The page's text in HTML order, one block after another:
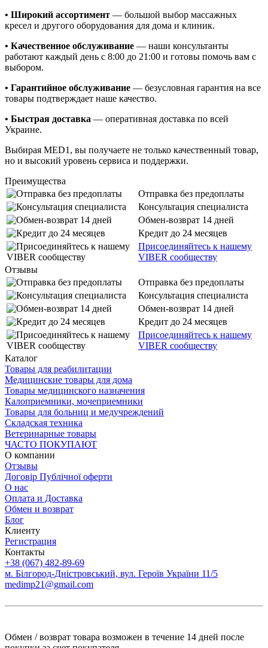
• Широкий ассортимент — большой выбор массажных
кресел и другого оборудования для дома и клиник.
• Качественное обслуживание — наши консультанты
работают каждый день с 8:00 до 21:00 и готовы помочь вам с
выбором.
• Гарантийное обслуживание — безусловная гарантия на все
товары подтверждает наше качество.
• Быстрая доставка — оперативная доставка по всей
Украине.
Выбирая MED1, вы получаете не только качественный товар,
но и высокий уровень сервиса и поддержки.
Преимущества
Отправка без предоплаты
Консультация специалиста
Обмен-возврат 14 дней
Кредит до 24 месяцев
Присоединяйтесь к нашему
VIBER сообществу
Отзывы
Отправка без предоплаты
Консультация специалиста
Обмен-возврат 14 дней
Кредит до 24 месяцев
Присоединяйтесь к нашему
VIBER сообществу
Каталог
Товары для реабилитации
Медицинские товары для дома
Товары медицинского назначения
Калоприемники, мочеприемники
Товары для больниц и медучреждений
Складская техника
Ветеринарные товары
ЧАСТО ПОКУПАЮТ
О компании
Отзывы
Договір Публічної оферти
О нас
Оплата и Доставка
Обмен и возврат
Блог
Клиенту
Регистрация
Контакты
+38 (067) 482-89-69
м. Білгород-Дністровський, вул. Героїв України 11/5
medimp21@gmail.com
Обмен / возврат товара возможен в течение 14 дней после